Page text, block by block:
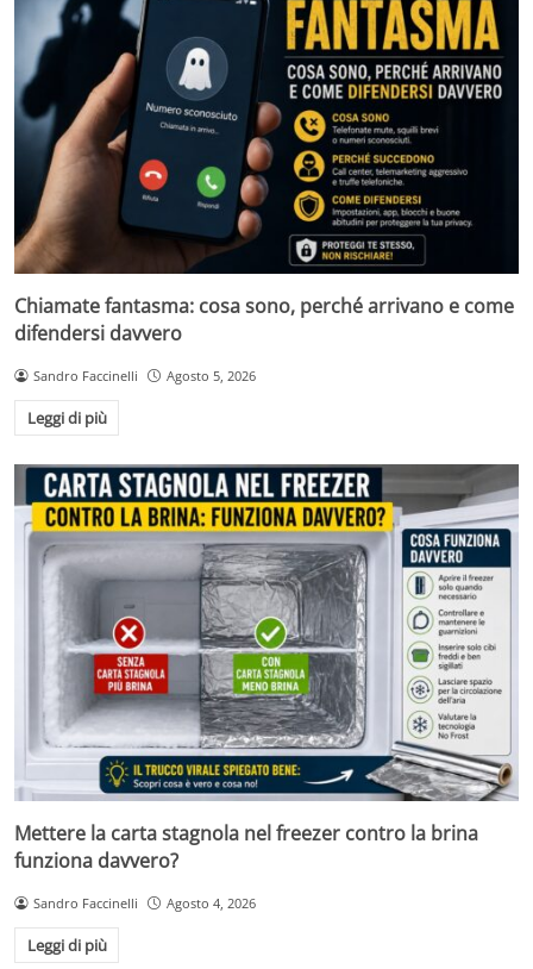
Chiamate fantasma: cosa sono, perché arrivano e come
difendersi davvero
Sandro Faccinelli Agosto 5, 2026
Leggi di più
Mettere la carta stagnola nel freezer contro la brina
funziona davvero?
Sandro Faccinelli Agosto 4, 2026
Leggi di più